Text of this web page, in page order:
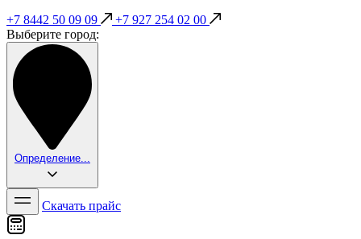
+7 8442 50 09 09
+7 927 254 02 00
Выберите город:
Определение...
Скачать прайс